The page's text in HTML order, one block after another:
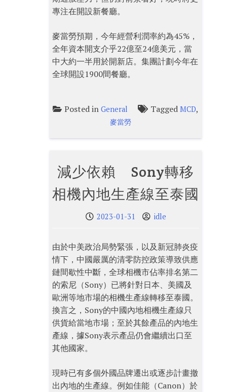
專注在開設新餐廳。
麥當勞預期，今年經營利潤率約為45%，
全年資本開支介乎22億至24億美元，當
中大約一半用於開新店。集團計劃今年在
全球開設1900間餐廳。
Posted inGeneral TaggedMCD,
麥當勞
減少依賴 Sony轉移
相機內地生產線至泰國
2023-01-31 idle
由於中美政治局勢緊張，以及新冠肺炎疫
情下，中國嚴厲的清零防控政策導致供應
鏈間歇性中斷，全球相機市佔率排名第二
的索尼（Sony）已將針對日本、美國及
歐洲等地市場的相機生產線轉移至泰國。
換言之，Sony的中國內地相機生產線只
供貨給當地市場；至於其餘產品的內地生
產線，據Sony表示產品仍會繼續出口至
其他國家。
現時已有多個外國品牌遷出或逐步計畫撤
出內地的生產線。例如佳能（Canon）於